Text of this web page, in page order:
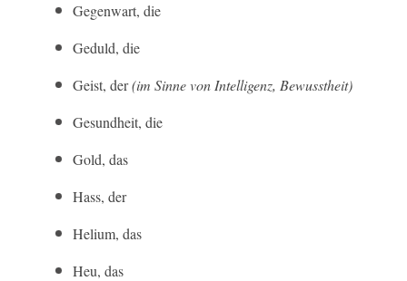
Gegenwart, die
Geduld, die
Geist, der(im Sinne von Intelligenz, Bewusstheit)
Gesundheit, die
Gold, das
Hass, der
Helium, das
Heu, das